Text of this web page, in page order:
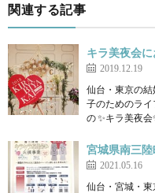
関連する記事
キラ美夜会
2019.12.19
仙台・東京の
子のためのラ
の ✨キラ美夜
宮城県南三
2021.05.16
仙台・宮城・